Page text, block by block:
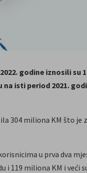
godine iznosili su
na isti period 2021.
304 miliona KM što je
u prva dva
119 miliona KM i veći